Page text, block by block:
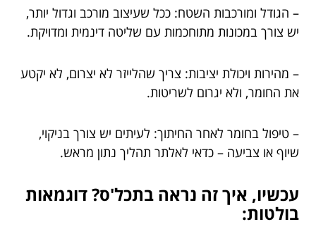
– הגודל ומורכבות השטח: ככל שעיצוב מורכב וגדול יותר,
יש צורך במכונות מתוחכמות עם שליטה דינמית ומדויקת.
– מהירות ויכולת יציבות: צריך שהלייזר לא יצרום, לא יקטע
את החומר, ולא יגרום לשריטות.
– טיפול בחומר לאחר החיתוך: לעיתים יש צורך בניקוי,
שיוף או צביעה – כדאי לאלתר תהליך נתון מראש.
עכשיו, איך זה נראה בתכל'ס? דוגמאות
בולטות: